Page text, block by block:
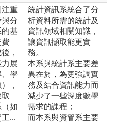
注重
與分
的基
費
，
力展
、學
，
（如
...
統計資訊系統合了分
析資料所需的統計及
資訊領域相關知識，
讓資訊擷取能更實
務。
本系與統計系主要差
異在於，為更強調實
務及結合資訊能力而
減少了一些深度數學
需求的課程；
而本系與資管系主要